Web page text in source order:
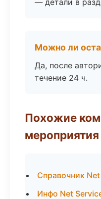
— детали в
Можно ли
Да, после
течение 24 ч.
Похожие
мероприятия
Справочник
Инфо Net